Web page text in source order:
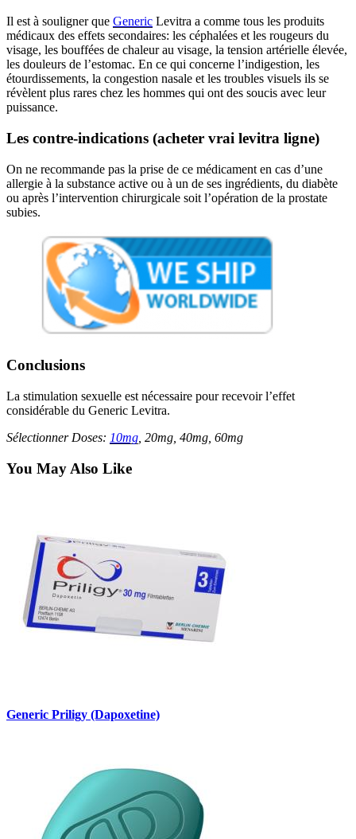
Il est à souligner que Generic Levitra a comme tous les produits
médicaux des effets secondaires: les céphalées et les rougeurs du
visage, les bouffées de chaleur au visage, la tension artérielle élevée,
les douleurs de l’estomac. En ce qui concerne l’indigestion, les
étourdissements, la congestion nasale et les troubles visuels ils se
révèlent plus rares chez les hommes qui ont des soucis avec leur
puissance.
Les contre-indications (acheter vrai levitra ligne)
On ne recommande pas la prise de ce médicament en cas d’une
allergie à la substance active ou à un de ses ingrédients, du diabète
ou après l’intervention chirurgicale soit l’opération de la prostate
subies.
Conclusions
La stimulation sexuelle est nécessaire pour recevoir l’effet
considérable du Generic Levitra.
Sélectionner Doses: 10mg , 20mg, 40mg, 60mg
You May Also Like
Generic Priligy (Dapoxetine)